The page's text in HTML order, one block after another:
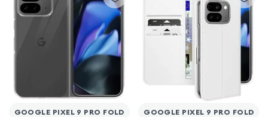
GOOGLE PIXEL 9 PRO FOLD GOOGLE PIXEL 9 PRO FOLD